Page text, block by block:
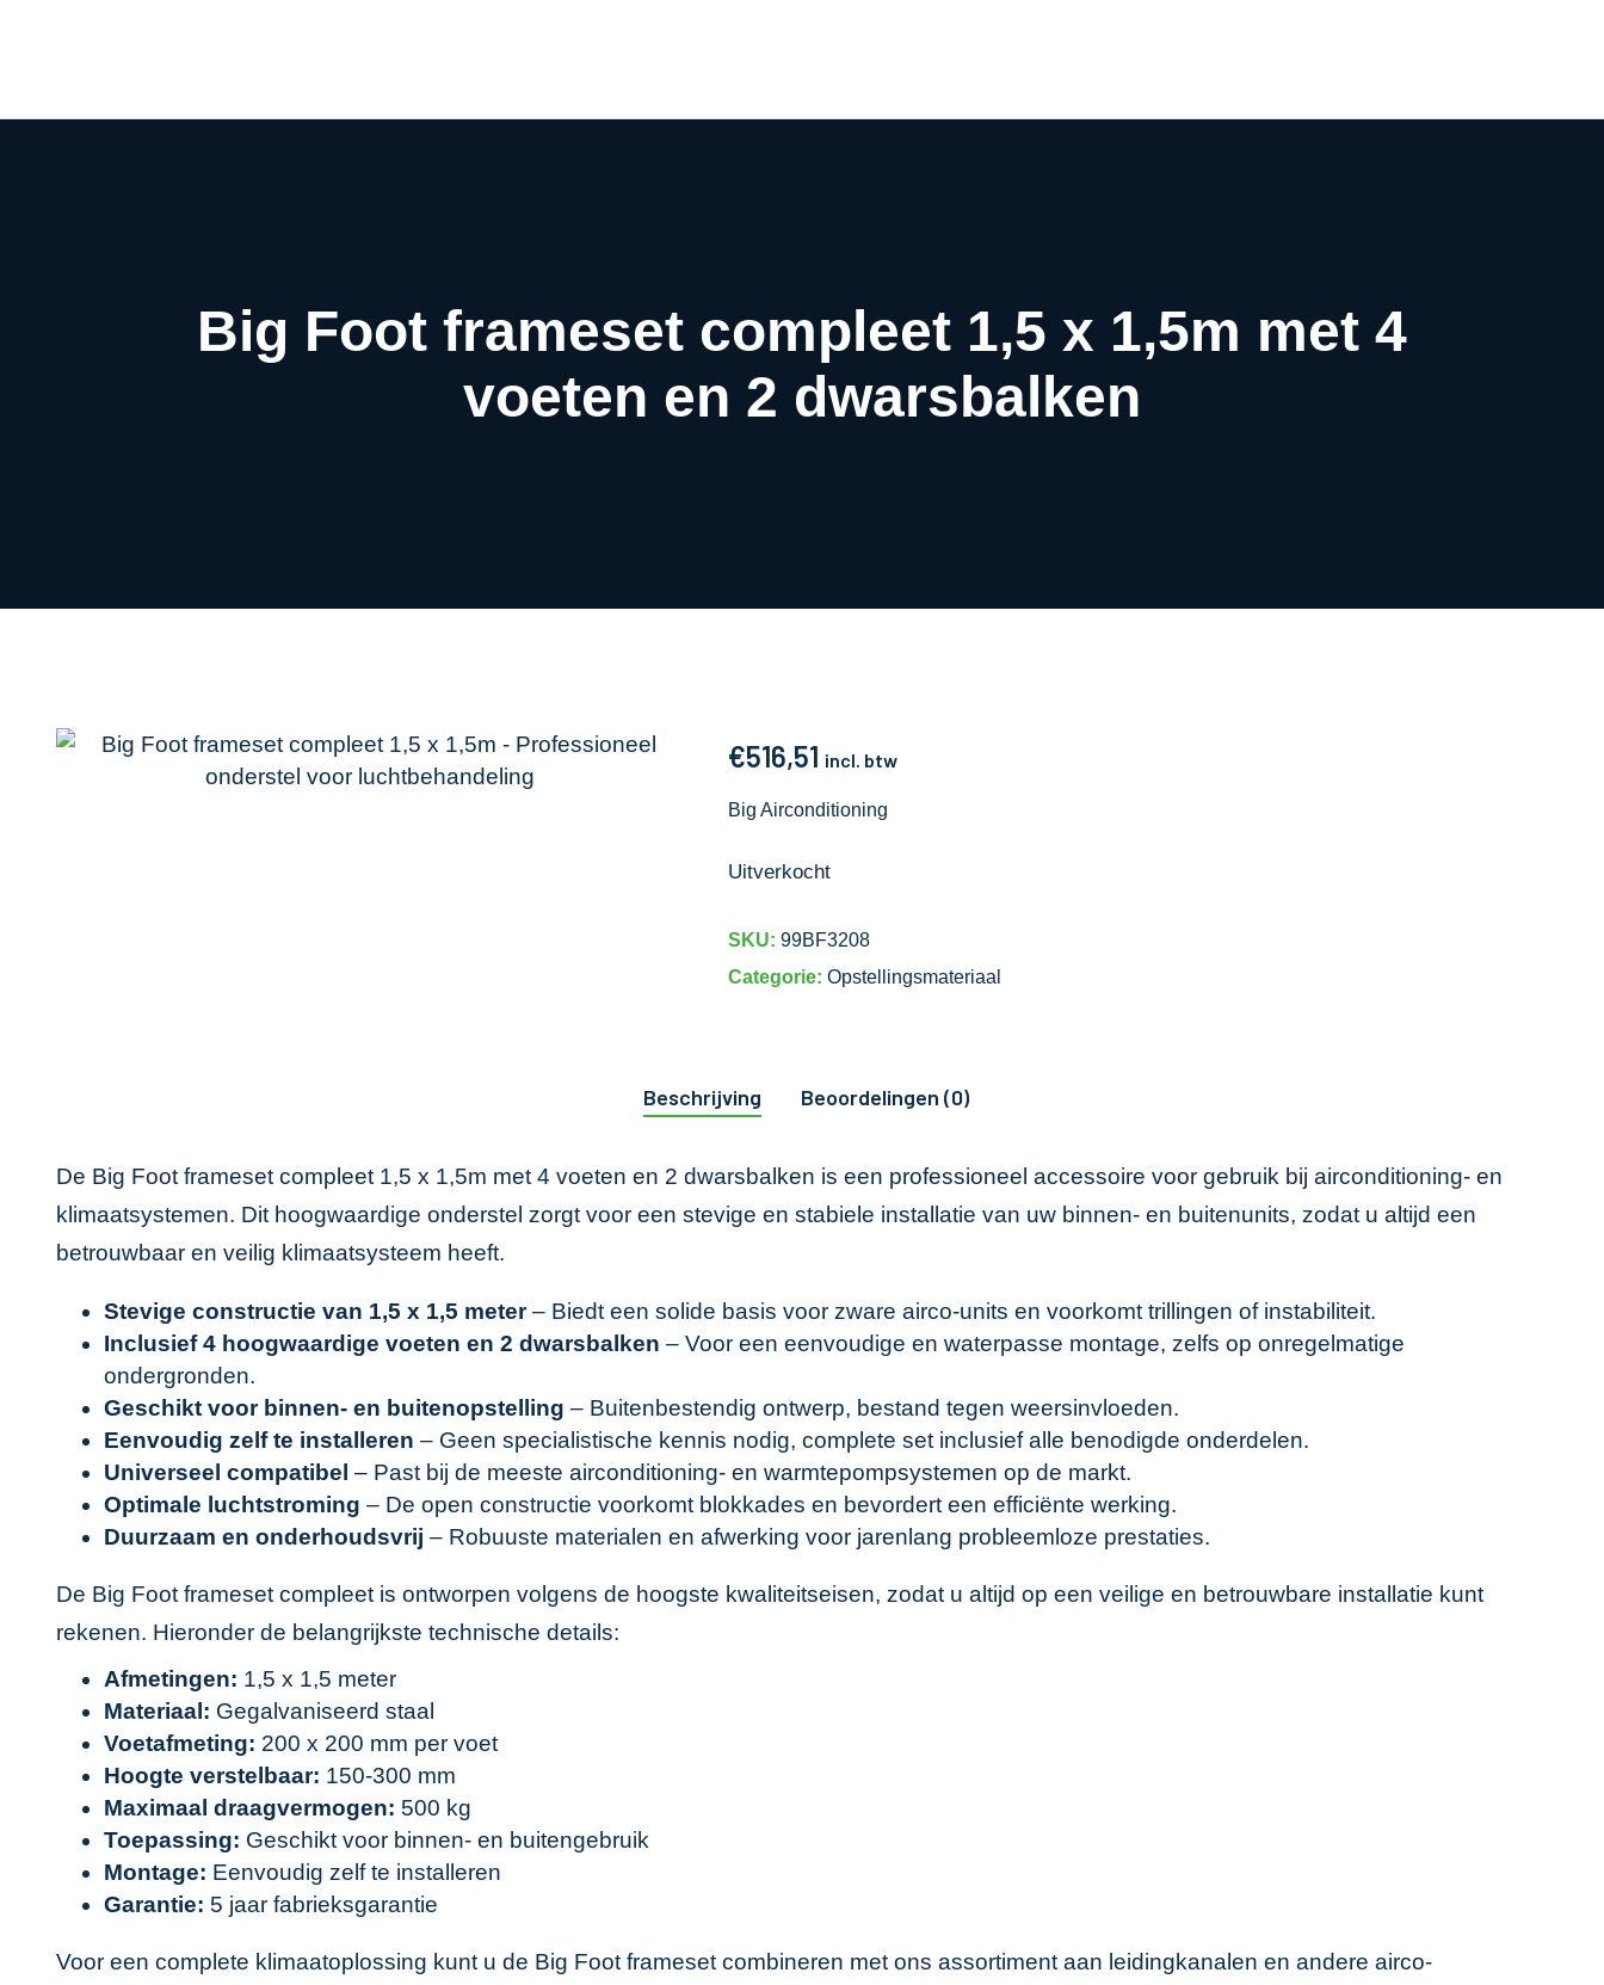
Airco informatiewijzer
Big Foot frameset compleet 1,5 x 1,5m met 4
voeten en 2 dwarsbalken
€516,51 incl. btw
Big Airconditioning
Uitverkocht
SKU: 99BF3208
Categorie: Opstellingsmateriaal
Beschrijving Beoordelingen (0)
De Big Foot frameset compleet 1,5 x 1,5m met 4 voeten en 2 dwarsbalken is een professioneel accessoire voor gebruik bij airconditioning- en
klimaatsystemen. Dit hoogwaardige onderstel zorgt voor een stevige en stabiele installatie van uw binnen- en buitenunits, zodat u altijd een
betrouwbaar en veilig klimaatsysteem heeft.
Stevige constructie van 1,5 x 1,5 meter– Biedt een solide basis voor zware airco-units en voorkomt trillingen of instabiliteit.
Inclusief 4 hoogwaardige voeten en 2 dwarsbalken – Voor een eenvoudige en waterpasse montage, zelfs op onregelmatige
ondergronden.
Geschikt voor binnen- en buitenopstelling – Buitenbestendig ontwerp, bestand tegen weersinvloeden.
Eenvoudig zelf te installeren – Geen specialistische kennis nodig, complete set inclusief alle benodigde onderdelen.
Universeel compatibel – Past bij de meeste airconditioning- en warmtepompsystemen op de markt.
Optimale luchtstroming – De open constructie voorkomt blokkades en bevordert een efficiënte werking.
Duurzaam en onderhoudsvrij – Robuuste materialen en afwerking voor jarenlang probleemloze prestaties.
De Big Foot frameset compleet is ontworpen volgens de hoogste kwaliteitseisen, zodat u altijd op een veilige en betrouwbare installatie kunt
rekenen. Hieronder de belangrijkste technische details:
Afmetingen: 1,5 x 1,5 meter
Materiaal: Gegalvaniseerd staal
Voetafmeting: 200 x 200 mm per voet
Hoogte verstelbaar: 150-300 mm
Maximaal draagvermogen: 500 kg
Toepassing: Geschikt voor binnen- en buitengebruik
Montage: Eenvoudig zelf te installeren
Garantie: 5 jaar fabrieksgarantie
Voor een complete klimaatoplossing kunt u de Big Foot frameset combineren met ons assortiment aan leidingkanalen en andere airco-